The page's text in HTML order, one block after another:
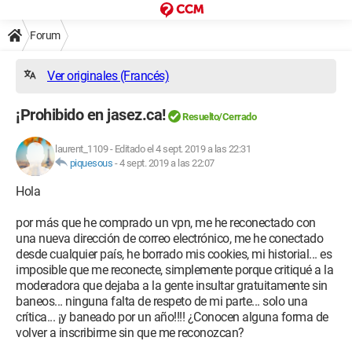
Forum
Ver originales (Francés)
¡Prohibido en jasez.ca! Resuelto/Cerrado
laurent_1109- Editado el 4 sept. 2019 a las 22:31
piquesous -4 sept. 2019 a las 22:07
Hola
por más que he comprado un vpn, me he reconectado con
una nueva dirección de correo electrónico, me he conectado
desde cualquier país, he borrado mis cookies, mi historial... es
imposible que me reconecte, simplemente porque critiqué a la
moderadora que dejaba a la gente insultar gratuitamente sin
baneos... ninguna falta de respeto de mi parte... solo una
crítica... ¡y baneado por un año!!!! ¿Conocen alguna forma de
volver a inscribirme sin que me reconozcan?